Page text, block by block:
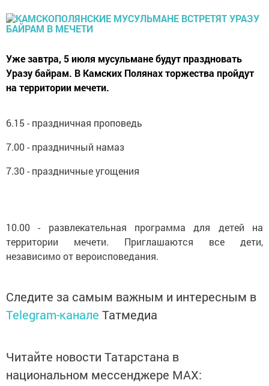
Уже завтра, 5 июля мусульмане будут праздновать
Уразу байрам. В Камских Полянах торжества пройдут
на территории мечети.
6.15 - праздничная проповедь
7.00 - праздничный намаз
7.30 - праздничные угощения
10.00 - развлекательная программа для детей на
территории мечети. Приглашаются все дети,
независимо от вероисповедания.
Следите за самым важным и интересным в
Telegram-канале Татмедиа
Читайте новости Татарстана в
национальном мессенджере MАХ: